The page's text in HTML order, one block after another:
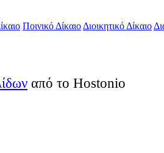
Ποινικό Δίκαιο Διοικητικό Δίκαιο
από το Hostonio